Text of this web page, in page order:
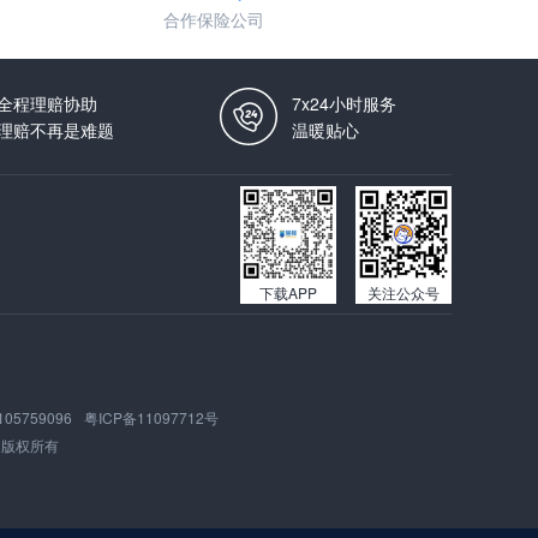
合作保险公司
程理赔协助
赔不再是难题
7x24小时服务
温暖贴心
下载APP 关注公众号
粤ICP备11097712号
版权所有